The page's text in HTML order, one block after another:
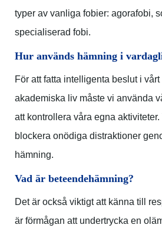
typer av vanliga fobier: agorafobi,
specialiserad fobi.
Hur används hämning i
För att fatta intelligenta beslut i
akademiska liv måste vi använda
att kontrollera våra egna
blockera onödiga distraktioner
hämning.
Vad är beteendehämning?
Det är också viktigt att känna till
är förmågan att undertrycka en